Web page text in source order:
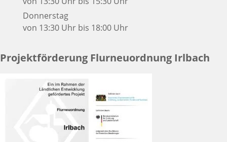
Donnerstag
von 13:30 Uhr bis 18:00 Uhr
Projektförderung Flurneuordnung Irlbach